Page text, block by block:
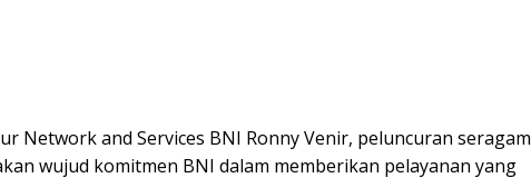
Network and Services BNI Ronny Venir, peluncuran seragam
wujud komitmen BNI dalam memberikan pelayanan yang